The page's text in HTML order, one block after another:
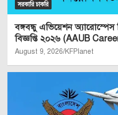
সরকারি চাকরি
বঙ্গবন্ধু এভিয়েশন অ্যারোস্পেস
বিজ্ঞপ্তি ২০২৬ (AAUB
August 9, 2026 KFPlanet